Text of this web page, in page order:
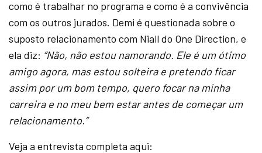
como é trabalhar no programa e como é a convivência
com os outros jurados. Demi é questionada sobre o
suposto relacionamento com Niall do One Direction, e
ela diz: “Não, não estou namorando. Ele é um ótimo
amigo agora, mas estou solteira e pretendo ficar
assim por um bom tempo, quero focar na minha
carreira e no meu bem estar antes de começar um
relacionamento.”
Veja a entrevista completa aqui: